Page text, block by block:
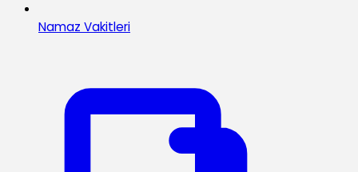
Namaz Vakitleri